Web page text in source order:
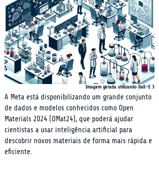
Imagem gerada utilizando Dall-E 3
A Meta está disponibilizando um grande conjunto
de dados e modelos conhecidos como Open
Materials 2024 (OMat24), que poderá ajudar
cientistas a usar inteligência artificial para
descobrir novos materiais de forma mais rápida e
eficiente.